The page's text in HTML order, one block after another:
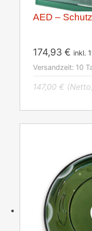
AED –
174,93 € inkl.
Versandzeit: 10
147,00 €